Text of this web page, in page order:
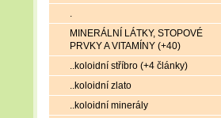
.
MINERÁLNÍ LÁTKY, STOPOVÉ
PRVKY A VITAMÍNY (+40)
..koloidní stříbro (+4 články)
..koloidní zlato
..koloidní minerály